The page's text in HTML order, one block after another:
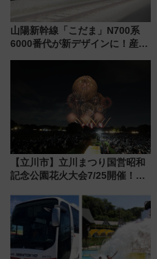
山陽新幹線「こだま」N700系
6000番代が新デザインに！産学
【立川市】立川まつり国営昭和
記念公園花火大会7/25開催！
混雑に要注意、その理由は